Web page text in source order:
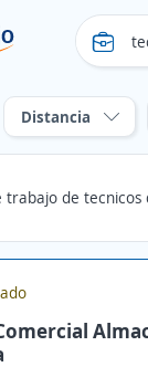
Distancia
tecnicos de servicio en Mosquera,